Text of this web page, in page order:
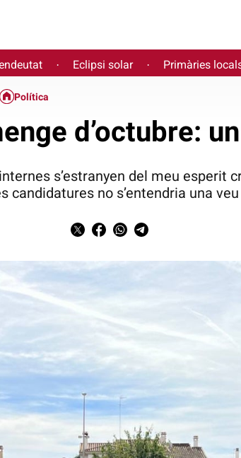
· Eclipsi solar · Primàries
Política
d’octubre:
s’estranyen del meu esperit
candidatures no s’entendria una